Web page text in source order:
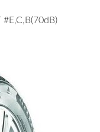
#E,C,B(70dB)